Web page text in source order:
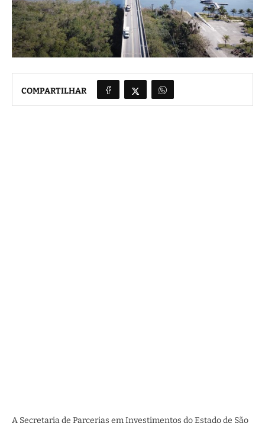
COMPARTILHAR
A Secretaria de Parcerias em Investimentos do Estado de São